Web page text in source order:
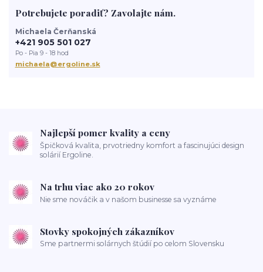
novinky
devoted creations servis solaria
Potrebujete poradiť? Zavolajte nám.
Michaela Čerňanská
+421 905 501 027
Po - Pia 9 - 18 hod
michaela@ergoline.sk
Najlepší pomer kvality a ceny
Špičková kvalita, prvotriedny komfort a fascinujúci design
solárií Ergoline.
Na trhu viac ako 20 rokov
Nie sme nováčik a v našom businesse sa vyznáme
Stovky spokojných zákazníkov
Sme partnermi solárnych štúdií po celom Slovensku